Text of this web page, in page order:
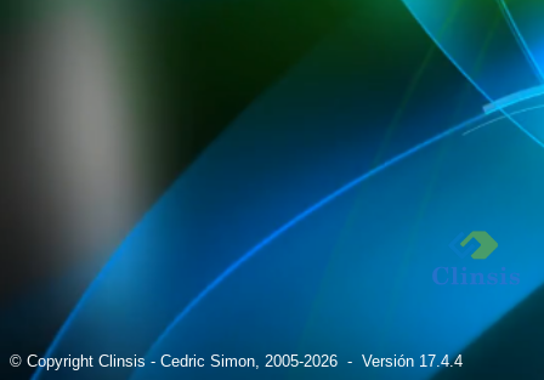
© Copyright Clinsis - Cedric Simon, 2005-2026 - Versión 17.4.4